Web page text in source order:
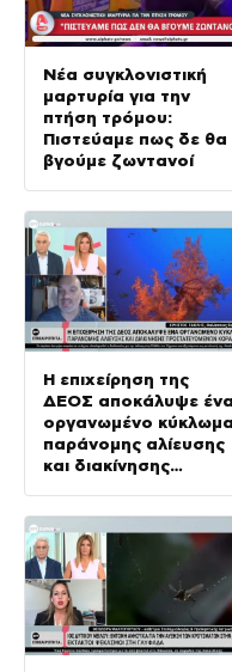
Νέα συγκλονιστική
μαρτυρία για την
πτήση τρόμου:
Πιστεύαμε πως δε θα
βγούμε ζωντανοί
Η επιχείρηση της
ΔΕΟΣ αποκάλυψε ένα
οργανωμένο κύκλωμα
παράνομης αλίευσης
και διακίνησης